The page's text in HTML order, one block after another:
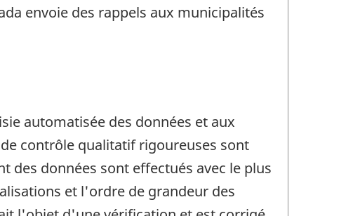
envoie des rappels aux municipalités
automatisée des données et aux
contrôle qualitatif rigoureuses sont
des données sont effectués avec le plus
et l'ordre de grandeur des